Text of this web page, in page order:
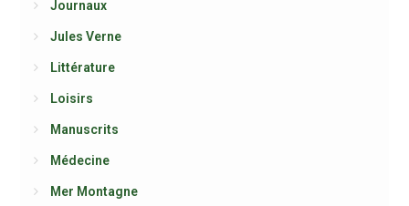
Journaux
Jules Verne
Littérature
Loisirs
Manuscrits
Médecine
Mer Montagne